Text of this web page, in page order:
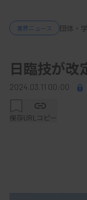
業界ニュース 団体・
日臨技が
2024.03.11 00:00
保存URLコピー